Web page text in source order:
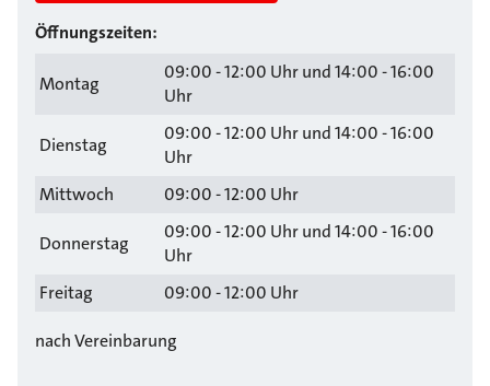
Öffnungszeiten:
Montag
09:00 - 12:00 Uhr und 14:00 - 16:00
Uhr
Dienstag
09:00 - 12:00 Uhr und 14:00 - 16:00
Uhr
Mittwoch
09:00 - 12:00 Uhr
Donnerstag
09:00 - 12:00 Uhr und 14:00 - 16:00
Uhr
Freitag
09:00 - 12:00 Uhr
nach Vereinbarung